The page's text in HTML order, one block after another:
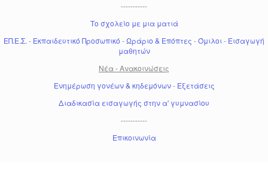
-----------
Το σχολείο με μια ματιά
ΕΠ.Ε.Σ. - Εκπαιδευτικό Προσωπικό -Ωράριο & Επόπτες -Όμιλοι- Εισαγωγή
μαθητών
Νέα - Ανακοινώσεις
Ενημέρωση γονέων & κηδεμόνων- Εξετάσεις
Διαδικασία εισαγωγής στην α' γυμνασίου
-----------
Επικοινωνία